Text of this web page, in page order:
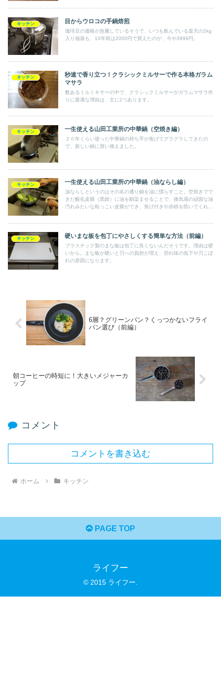
キッチン 目からウロコの手鍋焙煎
珈琲豆の価格が急騰しているそうで、いつも飲んでいる楽天の2kg
入り福袋も、10年前は2000円で買えたのが、今や3999円。
キッチン
秒速で香り立つ！クラシックミルサーで作る本格ガラム
マサラ
数あるミルミキサーの中で、クラシックミルサーがガラムマサラ作
りに最適な理由は、主に2つあります。
キッチン 一生使える山田工業所の中華鍋（空焼き編）
２０年くらい使った中華鍋の持ち手が焦げてグラグラしてきたの
で、新しい鍋に買い換えました。
キッチン 一生使える山田工業所の中華鍋（油ならし編）
油ならしというのはその名の通り鍋を油に慣らすこと。空焼きでで
きた酸化皮膜（黒錆）に油を馴染ませることで、換気扇の頑固な油
汚れみたいな粘っこい皮膜ができ、焦げ付きや赤錆を防いでくれる
キッチン 硬いまな板を包丁にやさしくする簡単な方法（前編）
プラスチック製のまな板は包丁に良くないんだそうです。理由は硬
いから。まな板が硬いと刃への負担が増え、切れ味の低下や刃こぼ
れの原因になります。
6層？グリーンパン？くっつかないフライ
パン選び（前編）
朝コーヒーの時短に！大きいメジャーカ
ップ
コメント
コメントを書き込む
ホーム キッチン
PAGE TOP
ライフー
© 2015 ライフー.